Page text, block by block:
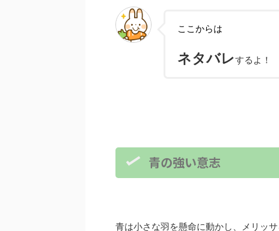
ここからは
ネタバレするよ！
青の強い意志
青は小さな羽を懸命に動かし、メリッサ